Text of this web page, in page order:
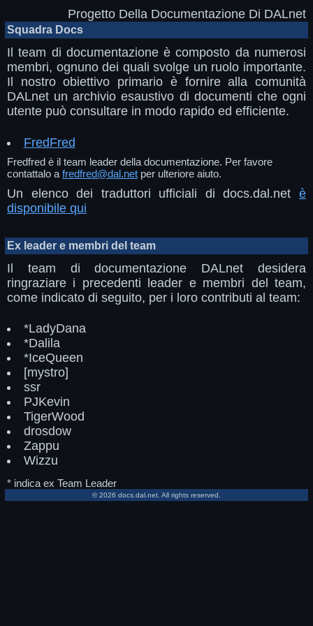
Progetto Della Documentazione Di DALnet
Squadra Docs
Il team di documentazione è composto da numerosi
membri, ognuno dei quali svolge un ruolo importante.
Il nostro obiettivo primario è fornire alla comunità
DALnet un archivio esaustivo di documenti che ogni
utente può consultare in modo rapido ed efficiente.
FredFred
Fredfred è il team leader della documentazione. Per favore
contattalo a fredfred@dal.net per ulteriore aiuto.
Un elenco dei traduttori ufficiali di docs.dal.net è
disponibile qui
Ex leader e membri del team
Il team di documentazione DALnet desidera
ringraziare i precedenti leader e membri del team,
come indicato di seguito, per i loro contributi al team:
*LadyDana
*Dalila
*IceQueen
[mystro]
ssr
PJKevin
TigerWood
drosdow
Zappu
Wizzu
* indica ex Team Leader
© 2026 docs.dal.net. All rights reserved.